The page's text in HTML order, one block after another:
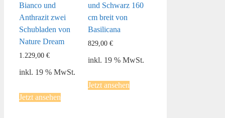
Bianco und
Anthrazit zwei
Schubladen von
Nature Dream
1.229,00 €
inkl. 19 % MwSt.
Jetzt ansehen
und Schwarz 160
cm breit von
Basilicana
829,00€
inkl. 19 % MwSt.
Jetzt ansehen